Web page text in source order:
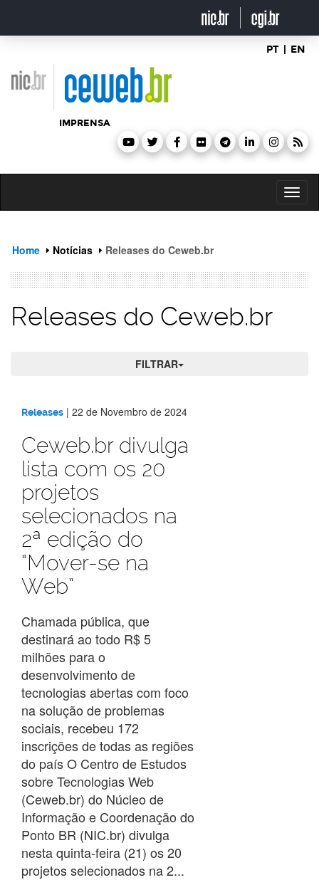
o
PT | EN
IMPRENSA
Home Notícias Releases do Ceweb.br
Releases do Ceweb.br
FILTRAR
Releases
do
Ceweb.br
Releases | 22 de Novembro de 2024
Ceweb.br divulga
lista com os 20
projetos
selecionados na
2ª edição do
“Mover-se na
Web”
Chamada pública, que
destinará ao todo R$ 5
milhões para o
desenvolvimento de
tecnologias abertas com foco
na solução de problemas
sociais, recebeu 172
inscrições de todas as regiões
do país O Centro de Estudos
sobre Tecnologias Web
(Ceweb.br) do Núcleo de
Informação e Coordenação do
Ponto BR (NIC.br) divulga
nesta quinta-feira (21) os 20
projetos selecionados na 2...